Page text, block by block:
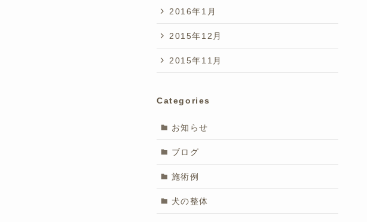
2016年1月
2015年12月
2015年11月
Categories
お知らせ
ブログ
施術例
犬の整体